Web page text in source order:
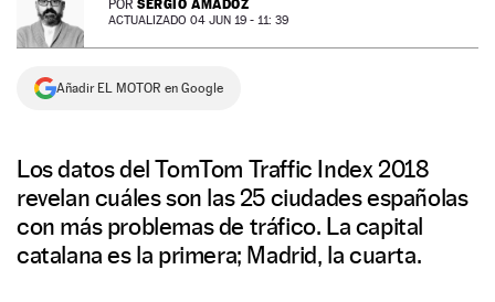
NEWSLETTER
SÍGUENOS
POR SERGIO AMADOZ
ACTUALIZADO 04 JUN 19 - 11: 39
Añadir EL MOTOR en Google
Los datos del TomTom Traffic Index 2018
revelan cuáles son las 25 ciudades españolas
con más problemas de tráfico. La capital
catalana es la primera; Madrid, la cuarta.